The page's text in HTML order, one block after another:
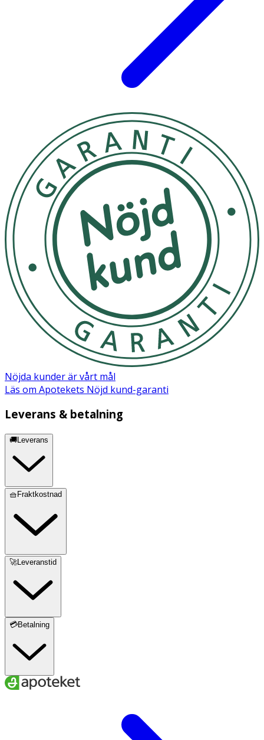
Nöjda kunder är vårt mål
Läs om Apotekets Nöjd kund-garanti
Leverans & betalning
🚚Leverans
🧺Fraktkostnad
🚀Leveranstid
💳Betalning